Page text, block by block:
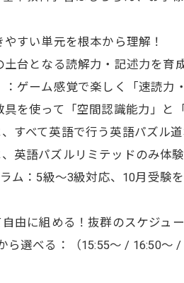
すい単元を根本から理解！
台となる読解力・記述力を育
ゲーム感覚で楽しく「速読力
を使って「空間認識能力」と
すべて英語で行う英語パズル道
英語パズルリミテッドのみ体験
ム：5級〜3級対応、10月受験
由に組める！抜群のスケジュ
ら選べる：（15:55〜 / 16:50〜 /